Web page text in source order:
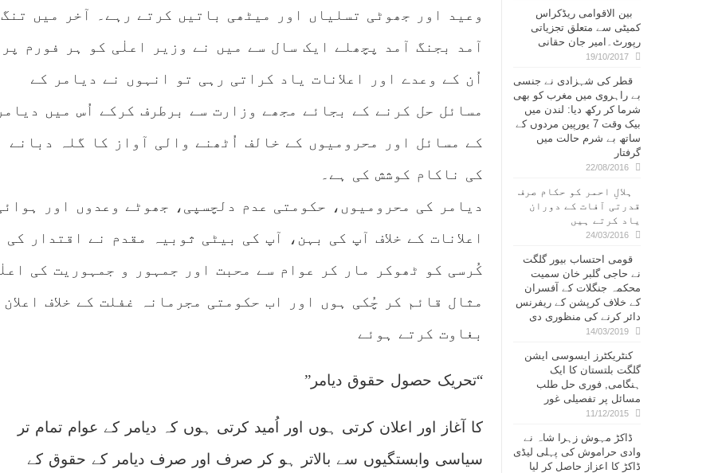
وعید اور جھوٹی تسلیاں اور میٹھی باتیں کرتے رہے۔ آخر میں تنگ
آمد بجنگ آمد پچھلے ایک سال سے میں نے وزیر اعلٰی کو ہر فورم پر
اُن کے وعدے اور اعلانات یاد کراتی رہی تو انہوں نے دیامر کے
مسائل حل کرنے کے بجائے مجھے وزارت سے برطرف کرکے اُس میں
کے مسائل اور محرومیوں کے خالف اُٹھنے والی آواز کا گلہ دبانے
کی ناکام کوشش کی ہے۔
دیامر کی محرومیوں، حکومتی عدم دلچسپی، جھوٹے وعدوں اور
اعلانات کے خلاف آپ کی بہن، آپ کی بیٹی ثوبیہ مقدم نے اقتدار کی
کُرسی کو ٹھوکر مار کر عوام سے محبت اور جمہور و جمہوریت کی
مثال قائم کر چُکی ہوں اور اب حکومتی مجرمانہ غفلت کے خلاف اعلان
بغاوت کرتے ہوئے
“تحریک حصول حقوق دیامر”
کا آغاز اور اعلان کرتی ہوں اور اُمید کرتی ہوں کہ دیامر کے عوام تمام تر
سیاسی وابستگیوں سے بالاتر ہو کر صرف اور صرف دیامر کے حقوق کے
بین الاقوامی ریڈکراس
کمیٹی سے متعلق تجزیاتی
رپورٹ۔امیر جان حقانی
19/10/2017
قطر کی شہزادی نے جنسی
بے راہروی میں مغرب کو بھی
شرما کر رکھ دیا: لندن میں
بیک وقت 7 یورپین مردوں کے
ساتھ بے شرم حالت میں
گرفتار
22/08/2016
ہلالِ احمر کو حکام صرف
قدرتی آفات کے دوران
یاد کرتے ہیں
24/03/2016
قومی احتساب بیور گلگت
نے حاجی گلبر خان سمیت
محکمہ جنگلات کے آفسران
کے خلاف کرپشن کے ریفرنس
دائر کرنے کی منظوری دی
14/03/2019
کنٹریکٹرز ایسوسی ایشن
گلگت بلتستان کا ایک
ہنگامی, فوری حل طلب
مسائل پر تفصیلی غور
11/12/2015
ڈاکڑ مہوش زہرا شاہ نے
وادی حراموش کی پہلی لیڈی
ڈاکڑ کا اعزاز حاصل کر لیا